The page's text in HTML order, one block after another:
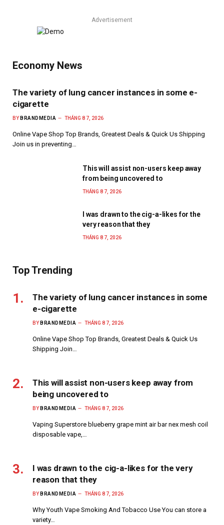
Advertisement
Economy News
The variety of lung cancer instances in some e-
cigarette
BY BRANDMEDIA THÁNG 8 7, 2026
Online Vape Shop Top Brands, Greatest Deals & Quick Us Shipping
Join us in preventing…
This will assist non-users keep away
from being uncovered to
THÁNG 8 7, 2026
I was drawn to the cig-a-likes for the
very reason that they
THÁNG 8 7, 2026
Top Trending
The variety of lung cancer instances in some
e-cigarette
BY BRANDMEDIA THÁNG 8 7, 2026
Online Vape Shop Top Brands, Greatest Deals & Quick Us
Shipping Join…
This will assist non-users keep away from
being uncovered to
BY BRANDMEDIA THÁNG 8 7, 2026
Vaping Superstore blueberry grape mint air bar nex mesh coil
disposable vape,…
I was drawn to the cig-a-likes for the very
reason that they
BY BRANDMEDIA THÁNG 8 7, 2026
Why Youth Vape Smoking And Tobacco Use You can store a
variety…